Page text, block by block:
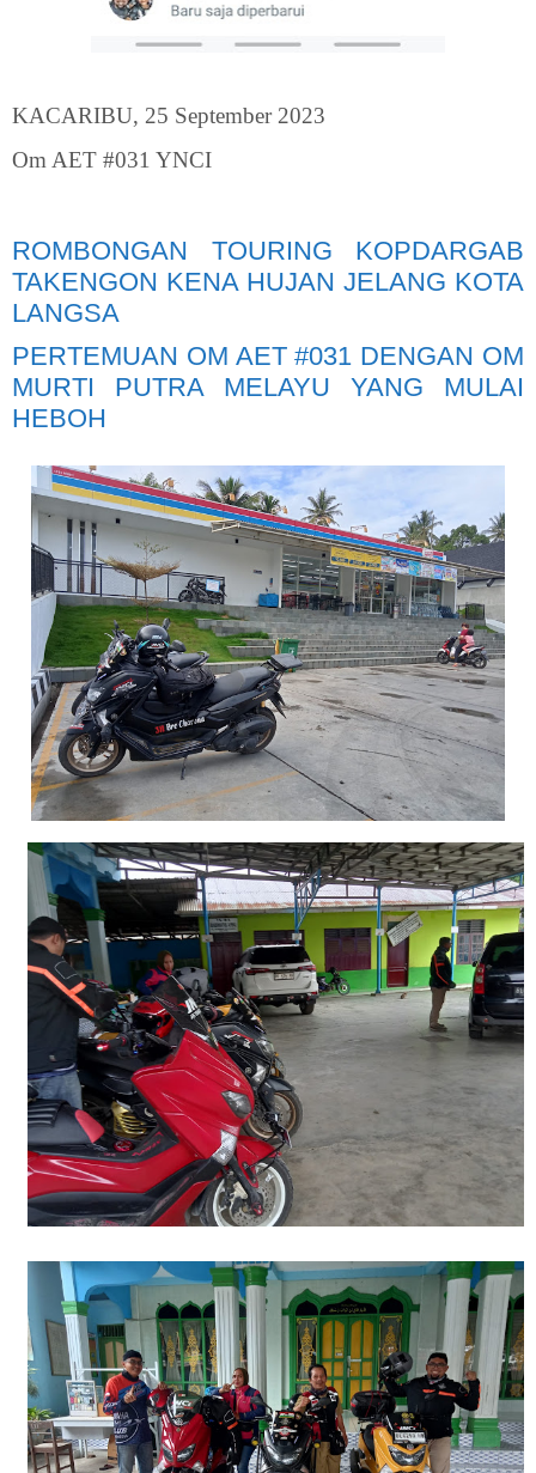
KACARIBU, 25 September 2023
Om AET #031 YNCI
ROMBONGAN TOURING KOPDARGAB
TAKENGON KENA HUJAN JELANG KOTA
LANGSA
PERTEMUAN OM AET #031 DENGAN OM
MURTI PUTRA MELAYU YANG MULAI
HEBOH